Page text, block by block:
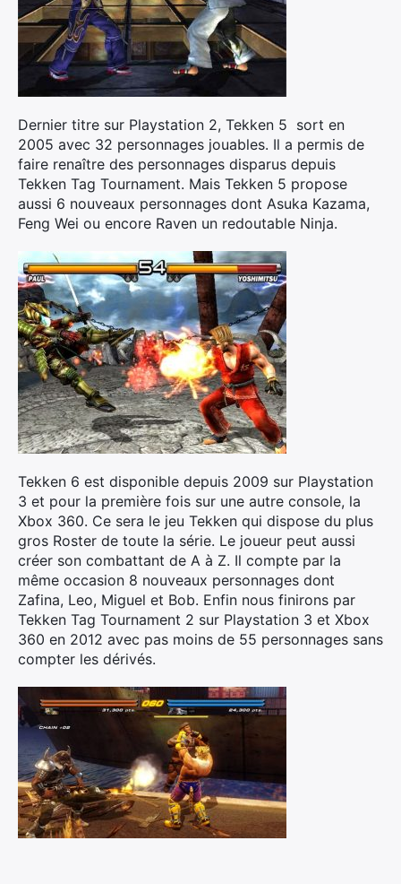
Dernier titre sur Playstation 2, Tekken 5 sort en
2005 avec 32 personnages jouables. Il a permis de
faire renaître des personnages disparus depuis
Tekken Tag Tournament. Mais Tekken 5 propose
aussi 6 nouveaux personnages dont Asuka Kazama,
Feng Wei ou encore Raven un redoutable Ninja.
Tekken 6 est disponible depuis 2009 sur Playstation
3 et pour la première fois sur une autre console, la
Xbox 360. Ce sera le jeu Tekken qui dispose du plus
gros Roster de toute la série. Le joueur peut aussi
créer son combattant de A à Z. Il compte par la
même occasion 8 nouveaux personnages dont
Zafina, Leo, Miguel et Bob. Enfin nous finirons par
Tekken Tag Tournament 2 sur Playstation 3 et Xbox
360 en 2012 avec pas moins de 55 personnages sans
compter les dérivés.